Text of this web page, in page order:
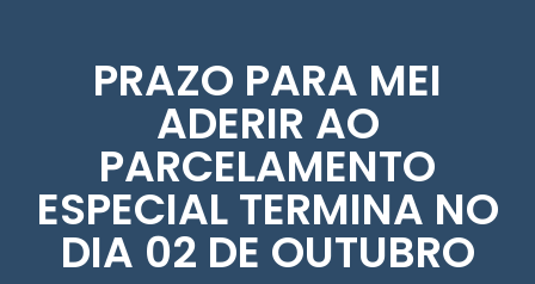
PRAZO PARA MEI
ADERIR AO
PARCELAMENTO
ESPECIAL TERMINA NO
DIA 02 DE OUTUBRO